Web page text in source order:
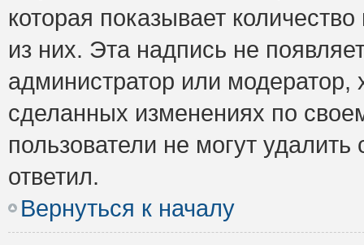
которая показывает
из них. Эта надпись не
администратор или модератор,
сделанных изменениях по
пользователи не могут
ответил.
Вернуться к началу